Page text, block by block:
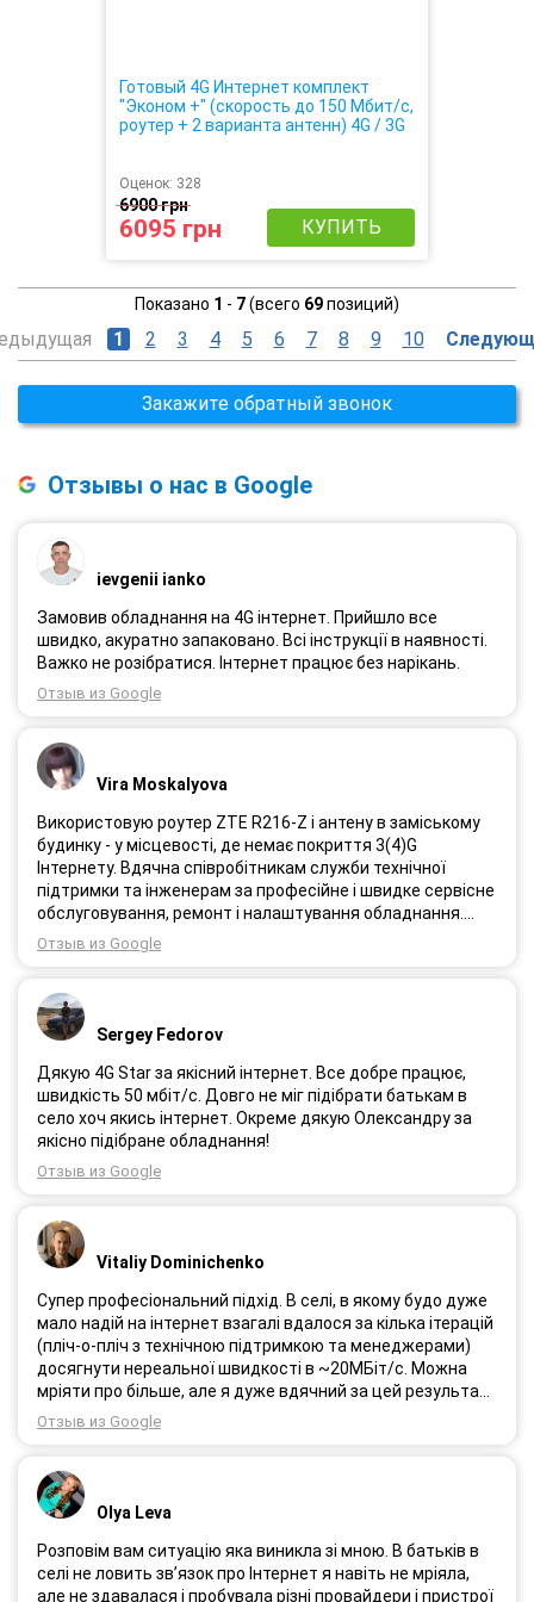
Готовый 4G Интернет комплект
"Эконом +" (скорость до 150 Мбит/с,
роутер + 2 варианта антенн) 4G / 3G
Оценок: 328
6900 грн
6095 грн КУПИТЬ
Показано 1 - 7(всего 69позиций)
1 2 3 4 5 6 7 8 9 10
Закажите обратный звонок
Отзывы о нас в Google
ievgenii ianko
Замовив обладнання на 4G інтернет. Прийшло все
швидко, акуратно запаковано. Всі інструкції в наявності.
Важко не розібратися. Інтернет працює без нарікань.
Отзыв из Google
Vira Moskalyova
Використовую роутер ZTE R216-Z і антену в заміському
будинку - у місцевості, де немає покриття 3(4)G
Інтернету. Вдячна співробітникам служби технічної
підтримки та інженерам за професійне і швидке сервісне
обслуговування, ремонт і налаштування обладнання.
Через 3 роки після покупки я не шкодую про прийняте
тоді рішення придбати обладнання в компанії 3G star
Отзыв из Google
Sergey Fedorov
Дякую 4G Star за якісний інтернет. Все добре працює,
швидкість 50 мбіт/с. Довго не міг підібрати батькам в
село хоч якись інтернет. Окреме дякую Олександру за
якісно підібране обладнання!
Отзыв из Google
Vitaliy Dominichenko
Супер професіональний підхід. В селі, в якому будо дуже
мало надій на інтернет взагалі вдалося за кілька ітерацій
(пліч-о-пліч з технічною підтримкою та менеджерами)
досягнути нереальної швидкості в ~20МБіт/с. Можна
мріяти про більше, але я дуже вдячний за цей результат,
так як перші спроби впиралися в максимум 4-5 МБіт/с.
Спробували усіх можливих операторів, обертав десятки
доплатою і вдалося неможливе :) Дякую вам! Безумовно
вдячний і радий знайомству.
Отзыв из Google
Olya Leva
Розповім вам ситуацію яка виникла зі мною. В батьків в
селі не ловить зв’язок про Інтернет я навіть не мріяла,
але не здавалася і пробувала різні провайдери і пристрої